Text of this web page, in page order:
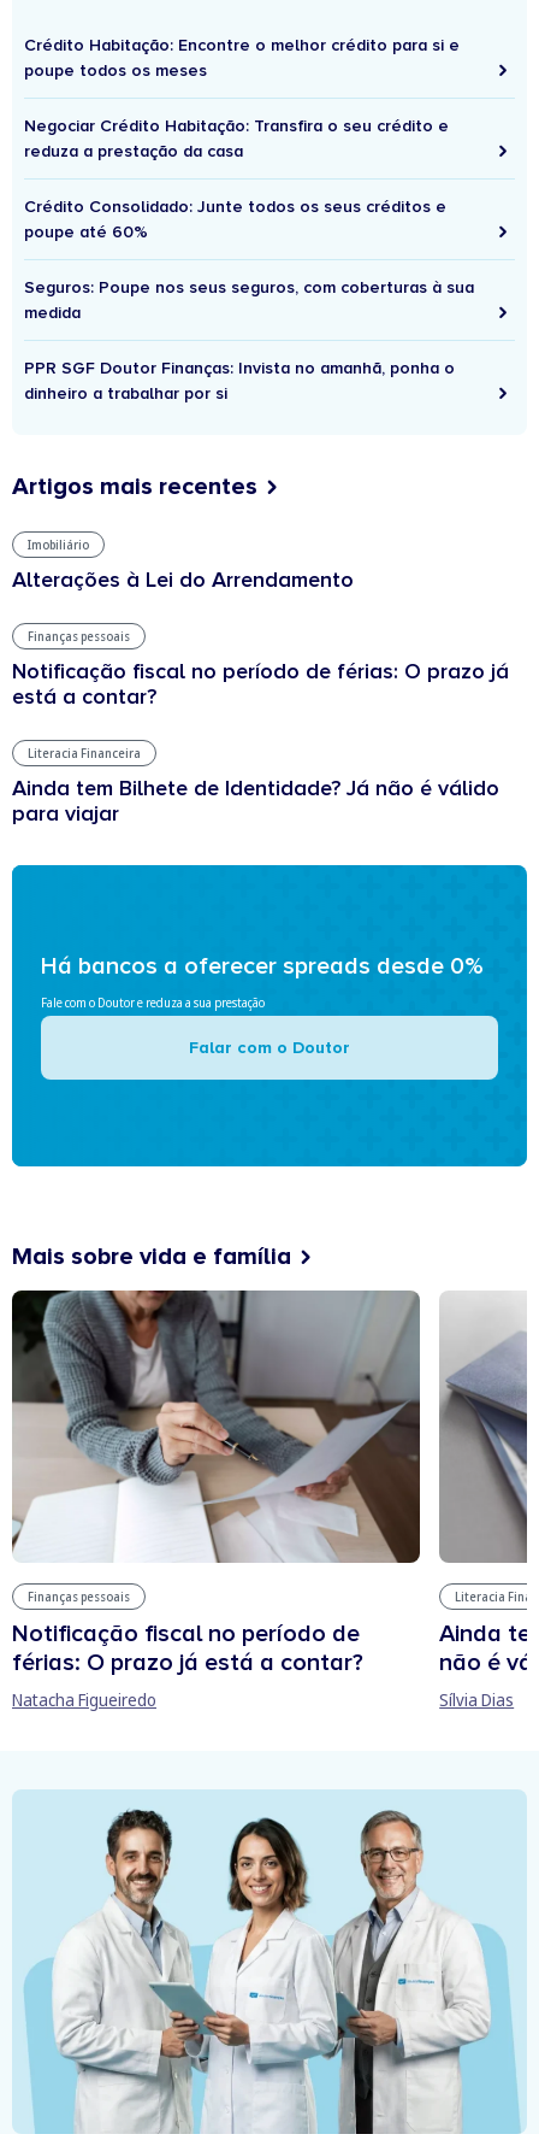
Crédito Habitação: Encontre o melhor crédito para si e
poupe todos os meses
Negociar Crédito Habitação: Transfira o seu crédito e
reduza a prestação da casa
Crédito Consolidado: Junte todos os seus créditos e
poupe até 60%
Seguros: Poupe nos seus seguros, com coberturas à sua
medida
PPR SGF Doutor Finanças: Invista no amanhã, ponha o
dinheiro a trabalhar por si
Artigos mais recentes
Imobiliário
Alterações à Lei do Arrendamento
Finanças pessoais
Notificação fiscal no período de férias: O prazo já
está a contar?
Literacia Financeira
Ainda tem Bilhete de Identidade? Já não é válido
para viajar
Há bancos a oferecer spreads desde 0%
Fale com o Doutor e reduza a sua prestação
Falar com o Doutor
Mais sobre vida e família
Finanças pessoais
Notificação fiscal no período de
férias: O prazo já está a contar?
Natacha Figueiredo
Literacia
Ainda
não é
Sílvia Dias